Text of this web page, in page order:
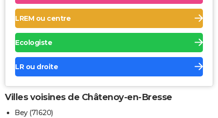
LREM ou centre
Ecologiste
LR ou droite
Villes voisines de Châtenoy-en-Bresse
Bey (71620)